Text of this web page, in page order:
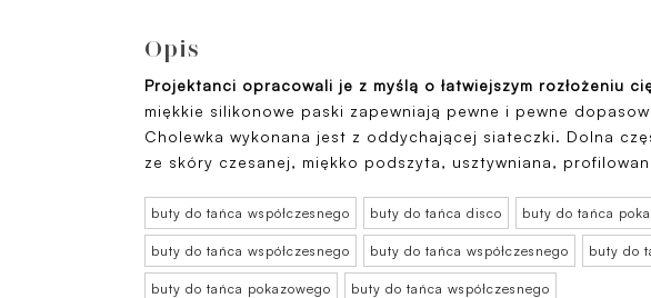
Opis
Projektanci opracowali je z myślą o łatwiejszym rozłożeniu
miękkie silikonowe paski zapewniają pewne i pewne
Cholewka wykonana jest z oddychającej siateczki. Dolna
ze skóry czesanej, miękko podszyta, usztywniana,
buty do tańca współczesnego buty do tańca disco buty do tańca
buty do tańca współczesnego buty do tańca współczesnego buty do
buty do tańca pokazowego buty do tańca współczesnego